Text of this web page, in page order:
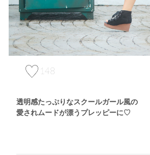
148
透明感たっぷりなスクールガール風の
愛されムードが漂うプレッピーに♡